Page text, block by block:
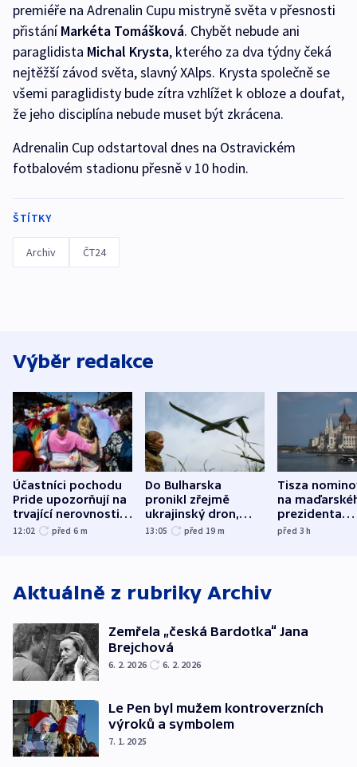
premiéře na Adrenalin Cupu mistryně světa v přesnosti
přistáníMarkéta Tomášková. Chybět nebude ani
paraglidista Michal Krysta, kterého za dva týdny čeká
nejtěžší závod světa, slavný XAlps. Krysta společně se
všemi paraglidisty bude zítra vzhlížet k obloze a doufat,
že jeho disciplína nebude muset být zkrácena.
Adrenalin Cup odstartoval dnes na Ostravickém
fotbalovém stadionu přesně v 10 hodin.
ŠTÍTKY
Archiv ČT24
Výběr redakce
Účastníci pochodu
Pride upozorňují na
trvající nerovnosti i
společenskou
12:02 před 6 m
Do Bulharska
pronikl zřejmě
ukrajinský dron,
explodoval kilometr
13:05 před 19 m
Tisza
na
prezidenta
bývalého
před 3h
Aktuálně z rubriky Archiv
Zemřela „česká Bardotka“ Jana
Brejchová
6. 2. 2026 6. 2. 2026
Le Pen byl mužem kontroverzních
výroků a symbolem
7. 1. 2025